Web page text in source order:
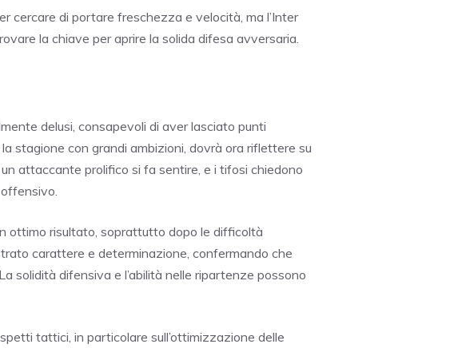
cercare di portare freschezza e velocità, ma l’Inter
la chiave per aprire la solida difesa avversaria.
delusi, consapevoli di aver lasciato punti
stagione con grandi ambizioni, dovrà ora riflettere su
attaccante prolifico si fa sentire, e i tifosi chiedono
ottimo risultato, soprattutto dopo le difficoltà
carattere e determinazione, confermando che
. La solidità difensiva e l’abilità nelle ripartenze possono
tattici, in particolare sull’ottimizzazione delle